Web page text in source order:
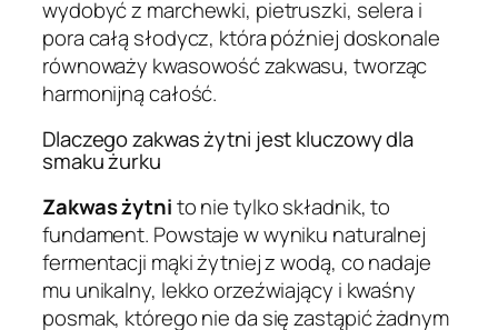
wydobyć z marchewki, pietruszki, selera i
pora całą słodycz, która później doskonale
równoważy kwasowość zakwasu, tworząc
harmonijną całość.
Dlaczego zakwas żytni jest kluczowy dla
smaku żurku
Zakwas żytnito nie tylko składnik, to
fundament. Powstaje w wyniku naturalnej
fermentacji mąki żytniej z wodą, co nadaje
mu unikalny, lekko orzeźwiający i kwaśny
posmak, którego nie da się zastąpić żadnym